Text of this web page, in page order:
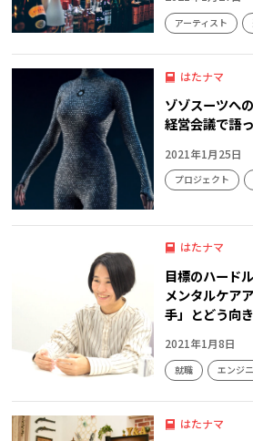
アーティスト
はたナマ
ゾゾスーツへ
経営会議で語
2021年1月25日
プロジェクト
はたナマ
目標のハード
メンタルケア
手」とどう向
2021年1月8日
就職 エンジ
はたナマ